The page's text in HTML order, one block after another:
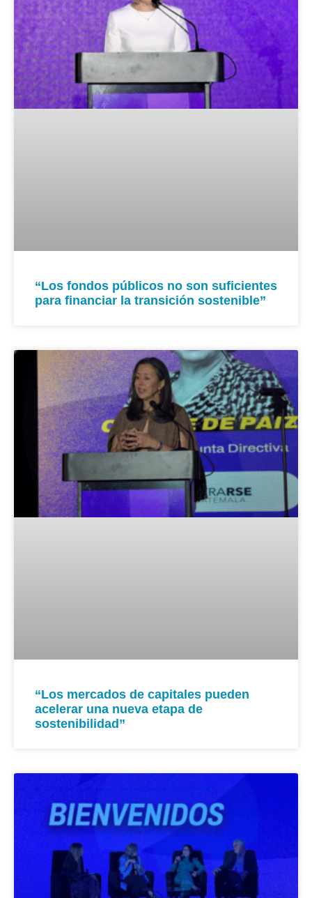
“Los fondos públicos no son suficientes
para financiar la transición sostenible”
“Los mercados de capitales pueden
acelerar una nueva etapa de
sostenibilidad”